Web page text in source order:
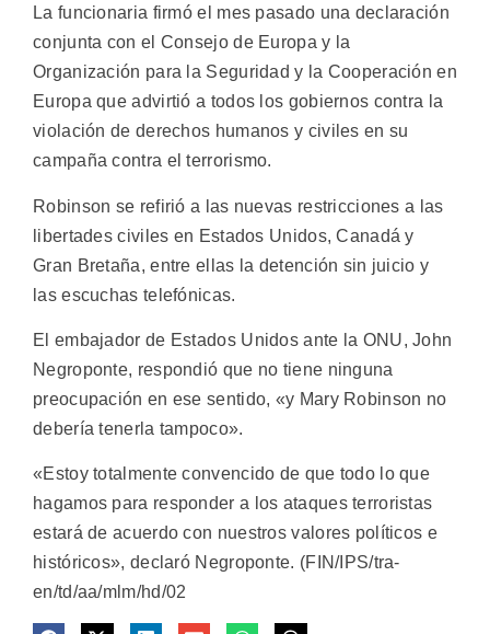
La funcionaria firmó el mes pasado una declaración
conjunta con el Consejo de Europa y la
Organización para la Seguridad y la Cooperación en
Europa que advirtió a todos los gobiernos contra la
violación de derechos humanos y civiles en su
campaña contra el terrorismo.
Robinson se refirió a las nuevas restricciones a las
libertades civiles en Estados Unidos, Canadá y
Gran Bretaña, entre ellas la detención sin juicio y
las escuchas telefónicas.
El embajador de Estados Unidos ante la ONU, John
Negroponte, respondió que no tiene ninguna
preocupación en ese sentido, «y Mary Robinson no
debería tenerla tampoco».
«Estoy totalmente convencido de que todo lo que
hagamos para responder a los ataques terroristas
estará de acuerdo con nuestros valores políticos e
históricos», declaró Negroponte. (FIN/IPS/tra-
en/td/aa/mlm/hd/02